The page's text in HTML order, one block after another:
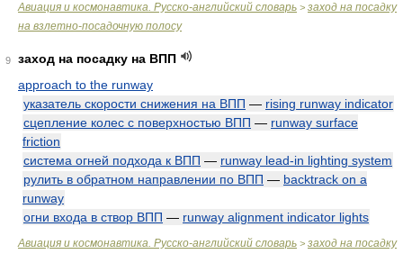
Авиация и космонавтика. Русско-английский словарь > заход на посадку
на взлетно-посадочную полосу
9
заход на посадку на ВПП
approach to the runway
указатель скорости снижения на ВПП — rising runway indicator
сцепление колес с поверхностью ВПП — runway surface
friction
система огней подхода к ВПП — runway lead-in lighting system
рулить в обратном направлении по ВПП — backtrack on a
runway
огни входа в створ ВПП — runway alignment indicator lights
Авиация и космонавтика. Русско-английский словарь > заход на посадку